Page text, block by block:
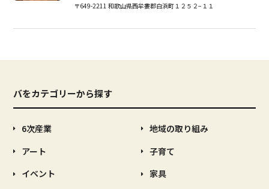
〒649-2211 和歌山県西牟婁郡白浜町１２５２−１１
バをカテゴリーから探す
6次産業
アート
イベント
地域の取り組み
子育て
家具